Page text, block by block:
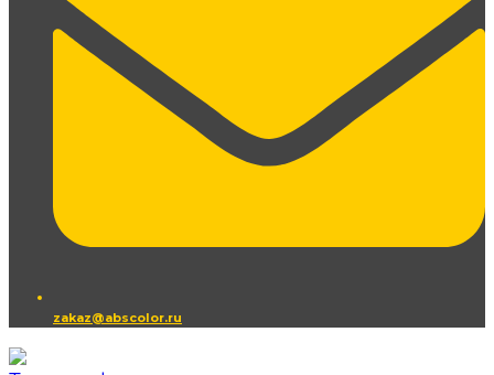
zakaz@abscolor.ru